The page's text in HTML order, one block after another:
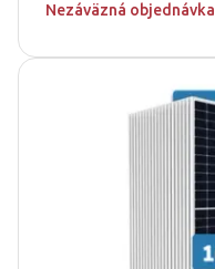
Nezáväzná objednávka